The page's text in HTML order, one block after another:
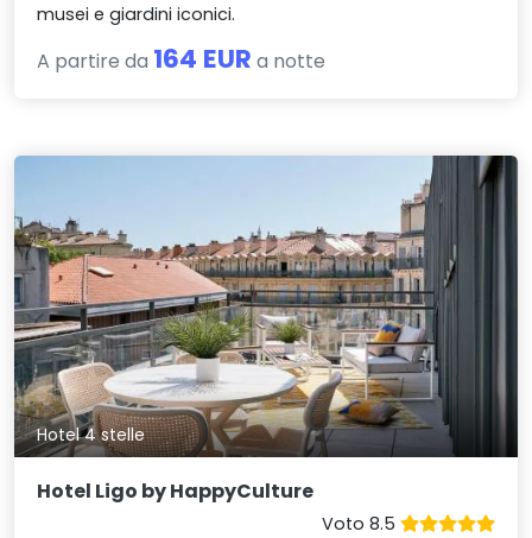
musei e giardini iconici.
A partire da 164 EUR a notte
Hotel 4 stelle
Hotel Ligo by HappyCulture
Voto 8.5